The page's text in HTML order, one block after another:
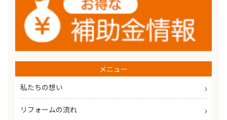
メニュー
私たちの想い
リフォームの流れ